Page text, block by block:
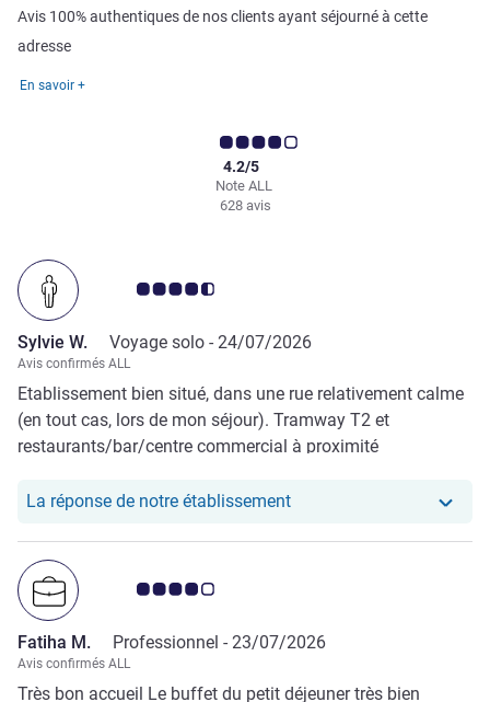
Avis 100% authentiques de nos clients ayant séjourné à cette
adresse
En savoir +
Note ALL
4.2/5
628 avis
Note Avis clients 4.5/5
Sylvie W. Voyage solo - 24/07/2026
Avis confirmés ALL
Etablissement bien situé, dans une rue relativement calme
(en tout cas, lors de mon séjour). Tramway T2 et
restaurants/bar/centre commercial à proximité
La réponse de notre établissementNotre hôtel a repondu au
Note Avis clients 4.0/5
Fatiha M. Professionnel - 23/07/2026
Avis confirmés ALL
Très bon accueil Le buffet du petit déjeuner très bien